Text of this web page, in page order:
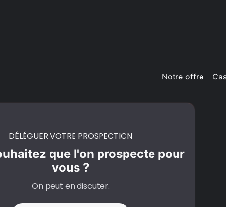
Notre offre
DÉLÉGUER VOTRE PROSPECTION
que l'on prospecte pour
vous ?
On peut en discuter.